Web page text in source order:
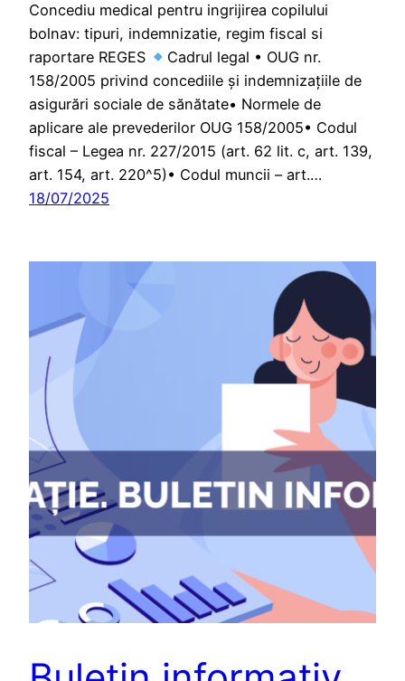
Concediu medical pentru ingrijirea copilului
bolnav: tipuri, indemnizatie, regim fiscal si
raportare REGES
Cadrul legal • OUG nr.
158/2005 privind concediile și indemnizațiile de
asigurări sociale de sănătate• Normele de
aplicare ale prevederilor OUG 158/2005• Codul
fiscal – Legea nr. 227/2015 (art. 62 lit. c, art. 139,
art. 154, art. 220^5)• Codul muncii – art.…
18/07/2025